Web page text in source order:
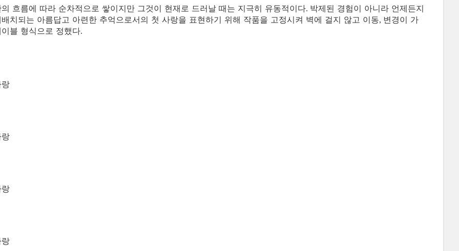
흐름에 따라 순차적으로 쌓이지만 그것이 현재로 드러날 때는 지극히 유동적이다. 박제된 경험이 아니라 언제든지
치되는 아름답고 아련한 추억으로서의 첫 사랑을 표현하기 위해 작품을 고정시켜 벽에 걸지 않고 이동, 변경이 가
블 형식으로 정했다.